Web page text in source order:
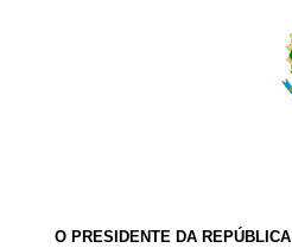
O PRESIDENTE DA REPÚBLICA